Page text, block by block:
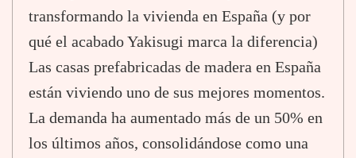
transformando la vivienda en España (y por
qué el acabado Yakisugi marca la diferencia)
Las casas prefabricadas de madera en España
están viviendo uno de sus mejores momentos.
La demanda ha aumentado más de un 50% en
los últimos años, consolidándose como una